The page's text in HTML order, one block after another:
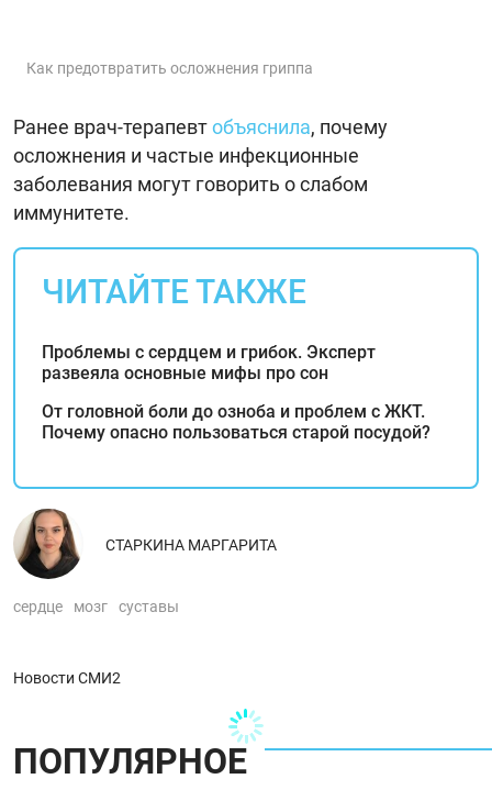
Как предотвратить осложнения гриппа
Ранее врач-терапевтобъяснила, почему
осложнения и частые инфекционные
заболевания могут говорить о слабом
иммунитете.
ЧИТАЙТЕ ТАКЖЕ
Проблемы с сердцем и грибок. Эксперт
развеяла основные мифы про сон
От головной боли до озноба и проблем с ЖКТ.
Почему опасно пользоваться старой посудой?
СТАРКИНА МАРГАРИТА
сердце мозг суставы
Новости СМИ2
ПОПУЛЯРНОЕ